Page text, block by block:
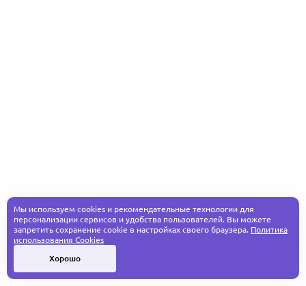
Мы используем cookies и рекомендательные технологии для
персонализации сервисов и удобства пользователей. Вы можете
запретить сохранение cookie в настройках своего браузера. Политика
использования Cookies
Хорошо